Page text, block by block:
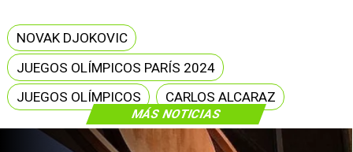
MÁS NOTICIAS
NOVAK DJOKOVIC
JUEGOS OLÍMPICOS PARÍS 2024
JUEGOS OLÍMPICOS
CARLOS ALCARAZ